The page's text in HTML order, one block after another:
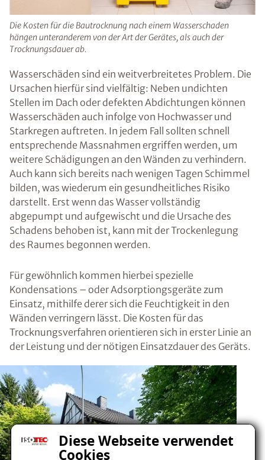
Diese Webseite verwendet
Cookies
Die Kosten für die Bautrocknung nach einem Wasserschaden
hängen unteranderem von der Art der Gerätes, als auch der
Trocknungsdauer ab.
Wasserschäden sind ein weitverbreitetes Problem. Die
Ursachen hierfür sind vielfältig: Neben undichten
Stellen im Dach oder defekten Abdichtungen können
Wasserschäden auch infolge von Hochwasser und
Starkregen auftreten. In jedem Fall sollten schnell
entsprechende Massnahmen ergriffen werden, um
weitere Schädigungen an den Wänden zu verhindern.
Auch kann sich bereits nach wenigen Tagen Schimmel
bilden, was wiederum ein gesundheitliches Risiko
darstellt. Erst wenn das Wasser vollständig
abgepumpt und aufgewischt und die Ursache des
Schadens behoben ist, kann mit der Trockenlegung
des Raumes begonnen werden.
Für gewöhnlich kommen hierbei spezielle
Kondensations – oder Adsorptiongsgeräte zum
Einsatz, mithilfe derer sich die Feuchtigkeit in den
Wänden verringern lässt. Die Kosten für das
Trocknungsverfahren orientieren sich in erster Linie an
der Leistung und der nötigen Einsatzdauer des Geräts.